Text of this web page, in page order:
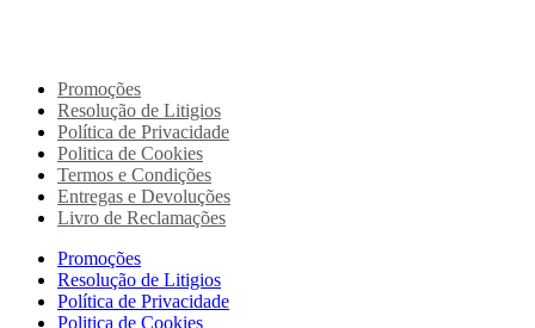
Promoções
Resolução de Litigios
Política de Privacidade
Politica de Cookies
Termos e Condições
Entregas e Devoluções
Livro de Reclamações
Promoções
Resolução de Litigios
Política de Privacidade
Politica de Cookies